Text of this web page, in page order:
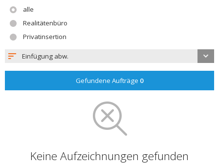
alle
Realitätenbüro
Privatinsertion
Einfügung abw.
Gefundene Aufträge 0
Keine Aufzeichnungen gefunden